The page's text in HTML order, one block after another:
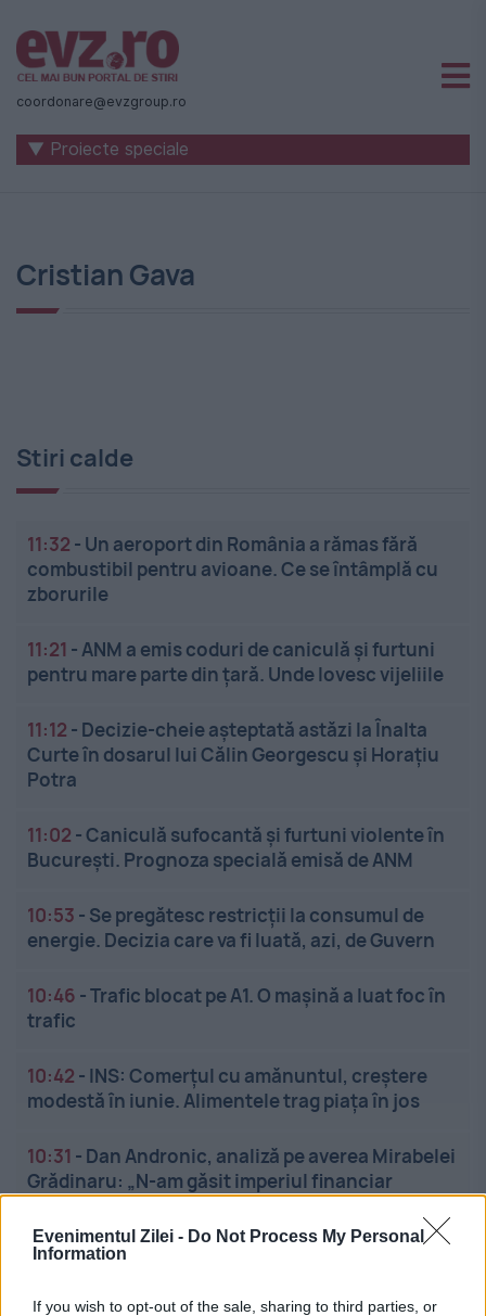
Evenimentul Zilei - Do Not Process My Personal
Information
If you wish to opt-out of the sale, sharing to third parties, or
Știri
naționale
internaționale
-
Evenimentul
coordonare@evzgroup.ro
▼ Proiecte speciale
Cristian Gava
Stiri calde
11:32 - Un aeroport din România a rămas fără
combustibil pentru avioane. Ce se întâmplă cu
zborurile
11:21 -ANM a emis coduri de caniculă și furtuni
pentru mare parte din țară. Unde lovesc vijeliile
11:12 - Decizie-cheie așteptată astăzi la Înalta
Curte în dosarul lui Călin Georgescu și Horațiu
Potra
11:02 -Caniculă sufocantă și furtuni violente în
București. Prognoza specială emisă de ANM
10:53 - Se pregătesc restricții la consumul de
energie. Decizia care va fi luată, azi, de Guvern
10:46 -Trafic blocat pe A1. O mașină a luat foc în
trafic
10:42 - INS: Comerțul cu amănuntul, creștere
modestă în iunie. Alimentele trag piața în jos
10:31 - Dan Andronic, analiză pe averea Mirabelei
Grădinaru: „N-am găsit imperiul financiar